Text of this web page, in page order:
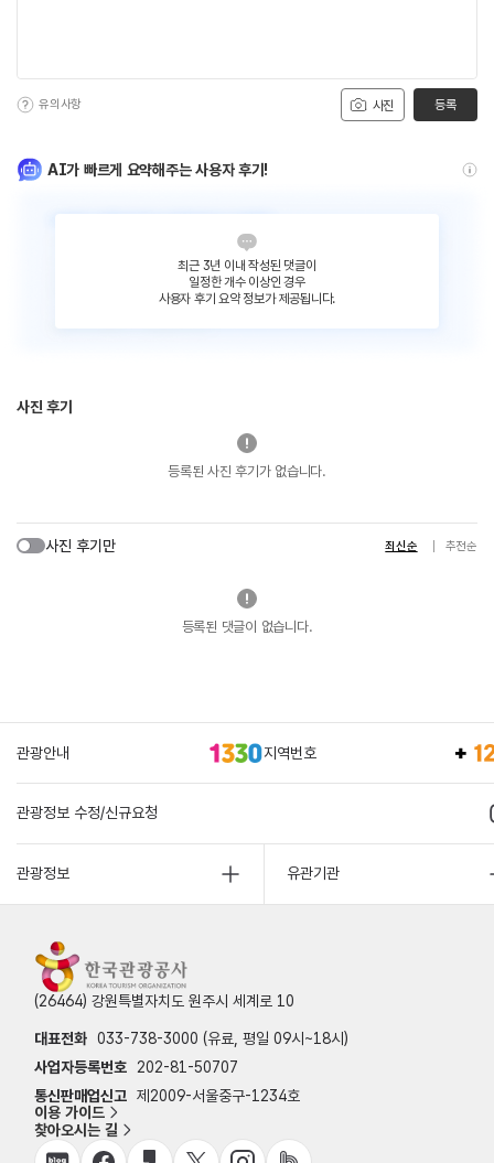
사진
유의사항 등록
AI가 빠르게 요약해주는 사용자 후기!
최근 3년 이내 작성된 댓글이
일정한 개수 이상인 경우
사용자 후기 요약 정보가 제공됩니다.
사진 후기
등록된 사진 후기가 없습니다.
사진 후기만 최신순 추천순
등록된 댓글이 없습니다.
관광안내 지역번호
관광정보 수정/신규요청
관광정보 유관기관
(26464) 강원특별자치도 원주시 세계로 10
대표전화 033-738-3000 (유료, 평일 09시~18시)
사업자등록번호
202-81-50707
통신판매업신고 제2009-서울중구-1234호
이용 가이드
찾아오시는 길